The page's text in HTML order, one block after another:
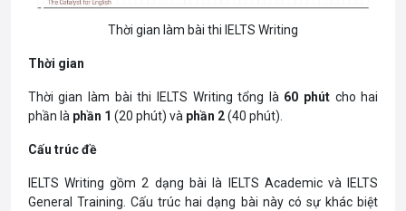
Thời gian làm bài thi IELTS Writing
Thời gian
Thời gian làm bài thi IELTS Writing tổng là 60 phút cho hai
phần là phần 1 (20 phút) và phần 2(40 phút).
Cấu trúc đề
IELTS Writing gồm 2 dạng bài là IELTS Academic và IELTS
General Training. Cấu trúc hai dạng bài này có sự khác biệt